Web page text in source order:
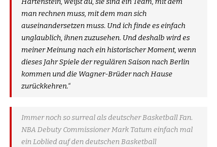
man rechnen muss, mit dem man sich
auseinandersetzen muss. Und ich finde es einfach
unglaublich, ihnen zuzusehen. Und deshalb wird es
meiner Meinung nach ein historischer Moment, wenn
dieses Jahr Spiele der regulären Saison nach Berlin
kommen und die Wagner-Brüder nach Hause
zurückkehren.“
Immer noch so surreal als deutscher Basketball Fan.
NBA Debuty Commissioner Mark Tatum einfach mal
ein Loblied auf den deutschen Basketball